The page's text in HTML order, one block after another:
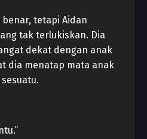
benar, tetapi Aidan
tak terlukiskan. Dia
dekat dengan anak
dia menatap mata anak